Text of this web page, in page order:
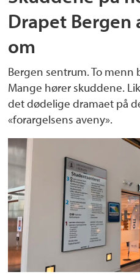
Drapet Bergen
om
Bergen sentrum. To menn
Mange hører skuddene.
det dødelige dramaet på
«forargelsens aveny».